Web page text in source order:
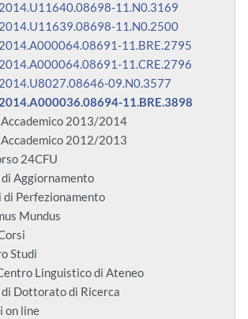
2014.U11640.08698-11.N0.3169
2014.U11639.08698-11.N0.2500
2014.A000064.08691-11.BRE.2795
2014.A000064.08691-11.CRE.2796
2014.U8027.08646-09.N0.3577
2014.A000036.08694-11.BRE.3898
Accademico 2013/2014
2012/2013
24CFU
Aggiornamento
di Perfezionamento
Mundus
Studi
Linguistico di Ateneo
Dottorato di Ricerca
on line